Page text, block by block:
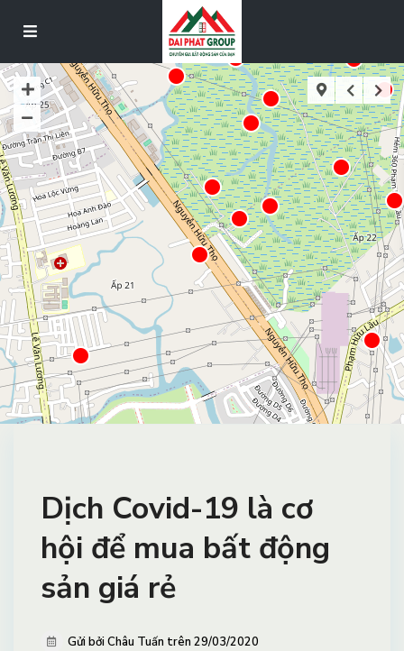
Dịch Covid-19 là cơ
hội để mua bất động
sản giá rẻ
Gửi bởi Châu Tuấn trên 29/03/2020